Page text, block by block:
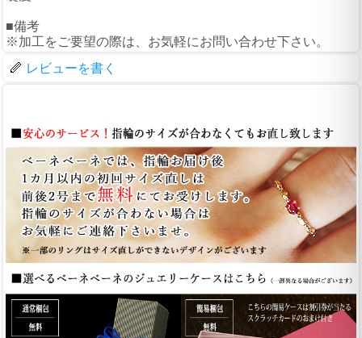
■備考
※加工をご要望の際は、お気軽にお問い合わせ下さい。
レビューを書く